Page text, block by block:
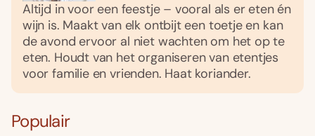
Altijd in voor een feestje – vooral als er eten én
wijn is. Maakt van elk ontbijt een toetje en kan
de avond ervoor al niet wachten om het op te
eten. Houdt van het organiseren van etentjes
voor familie en vrienden. Haat koriander.
Populair